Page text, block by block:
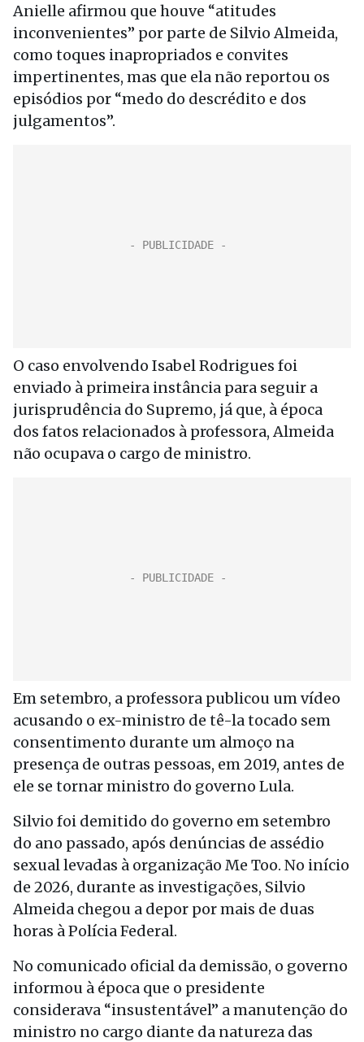
Anielle afirmou que houve “atitudes
inconvenientes” por parte de Silvio Almeida,
como toques inapropriados e convites
impertinentes, mas que ela não reportou os
episódios por “medo do descrédito e dos
julgamentos”.
O caso envolvendo Isabel Rodrigues foi
enviado à primeira instância para seguir a
jurisprudência do Supremo, já que, à época
dos fatos relacionados à professora, Almeida
não ocupava o cargo de ministro.
Em setembro, a professora publicou um vídeo
acusando o ex-ministro de tê-la tocado sem
consentimento durante um almoço na
presença de outras pessoas, em 2019, antes de
ele se tornar ministro do governo Lula.
Silvio foi demitido do governo em setembro
do ano passado, após denúncias de assédio
sexual levadas à organização Me Too. No início
de 2026, durante as investigações, Silvio
Almeida chegou a depor por mais de duas
horas à Polícia Federal.
No comunicado oficial da demissão, o governo
informou à época que o presidente
considerava “insustentável” a manutenção do
ministro no cargo diante da natureza das